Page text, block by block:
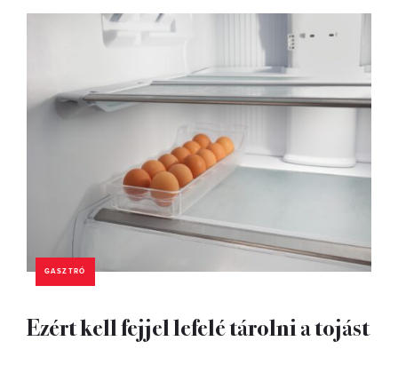
GASZTRÓ
Ezért kell fejjel lefelé tárolni a tojást